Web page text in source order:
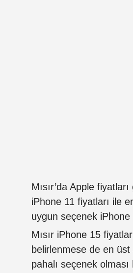
Mısır’da Apple
iPhone 11 fiyatları ile
uygun seçenek iPhone
Mısır iPhone 15
belirlenmese de en
pahalı seçenek